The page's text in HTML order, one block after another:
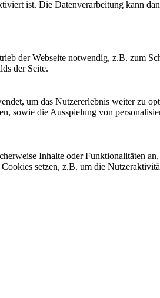
ist. Die Datenverarbeitung kann
der Webseite notwendig, z.B. zum
der Seite.
um das Nutzererlebnis weiter zu
sowie die Ausspielung von
Inhalte oder Funktionalitäten
setzen, z.B. um die